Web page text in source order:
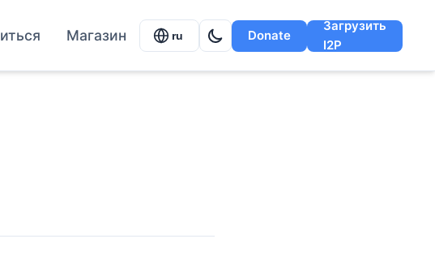
Магазин ru Donate
Загрузить
I2P